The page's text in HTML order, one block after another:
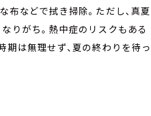
布などで拭き掃除。ただし、真夏
りがち。熱中症のリスクもある
期は無理せず、夏の終わりを待っ